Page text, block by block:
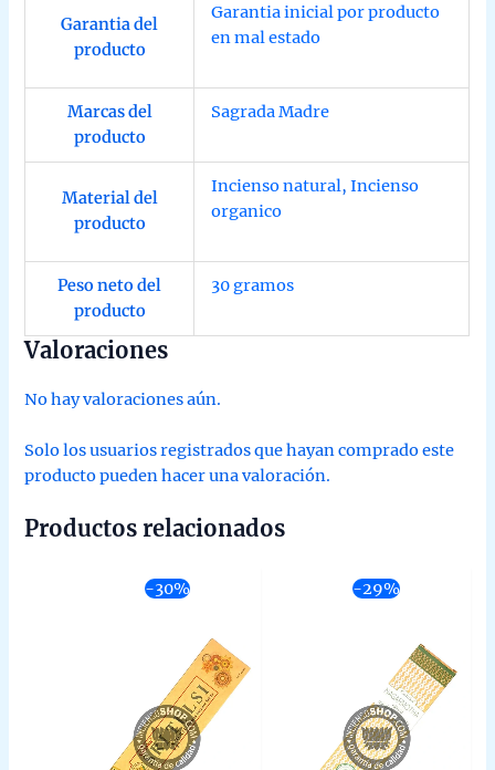
Garantia del
producto
Garantia inicial por producto
en mal estado
Marcas del
producto
Sagrada Madre
Material del
producto
Incienso natural,Incienso
organico
Peso neto del
producto
30 gramos
Valoraciones
No hay valoraciones aún.
Solo los usuarios registrados que hayan comprado este
producto pueden hacer una valoración.
Productos relacionados
-30% -29%